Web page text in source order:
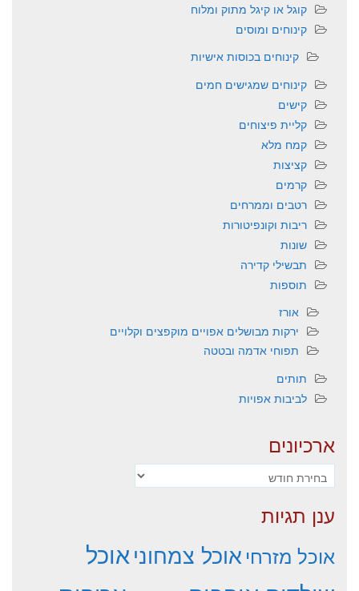
קוגל או קיגל מתוק ומלוח
קינוחים ומוסים
קינוחים בכוסות אישיות
קינוחים שמגישים חמים
קישים
קליית פיצוחים
קמח מלא
קציצות
קרמים
רטבים וממרחים
ריבות וקונפיטורות
שונות
תבשילי קדירה
תוספות
אורז
ירקות מבושלים אפויים מוקפצים וקלויים
תפוחי אדמה ובטטה
תותים
לביבות אפויות
ארכיונים
ארכיונים
ענן תגיות
אוכל מזרחיאוכל צמחוניאוכל